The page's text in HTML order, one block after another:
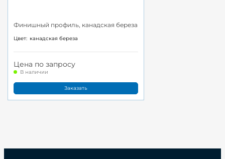
Финишный профиль, канадская береза
Цвет: канадская береза
Цена по запросу
В наличии
Заказать